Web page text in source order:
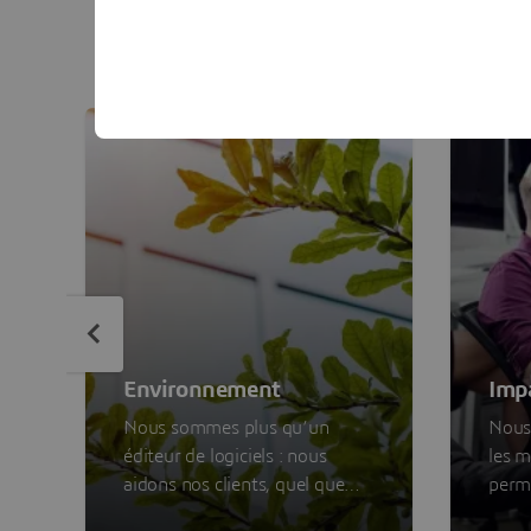
Environnement
Nous sommes plus qu’un
éditeur de logiciels : nous
aidons nos clients, quel que
soit leur secteur, à innover de
les